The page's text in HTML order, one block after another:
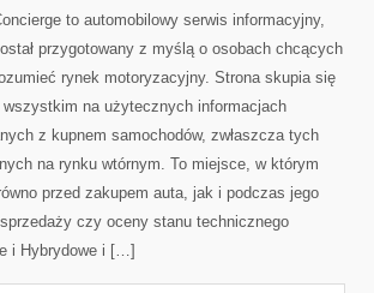
MATERIAŁY
to automobilowy serwis informacyjny,
przygotowany z myślą o osobach chcących
rynek motoryzacyjny. Strona skupia się
wszystkim na użytecznych informacjach
z kupnem samochodów, zwłaszcza tych
na rynku wtórnym. To miejsce, w którym
przed zakupem auta, jak i podczas jego
czy oceny stanu technicznego
i Hybrydowe i […]